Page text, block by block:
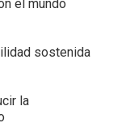
el mundo
sostenida
la